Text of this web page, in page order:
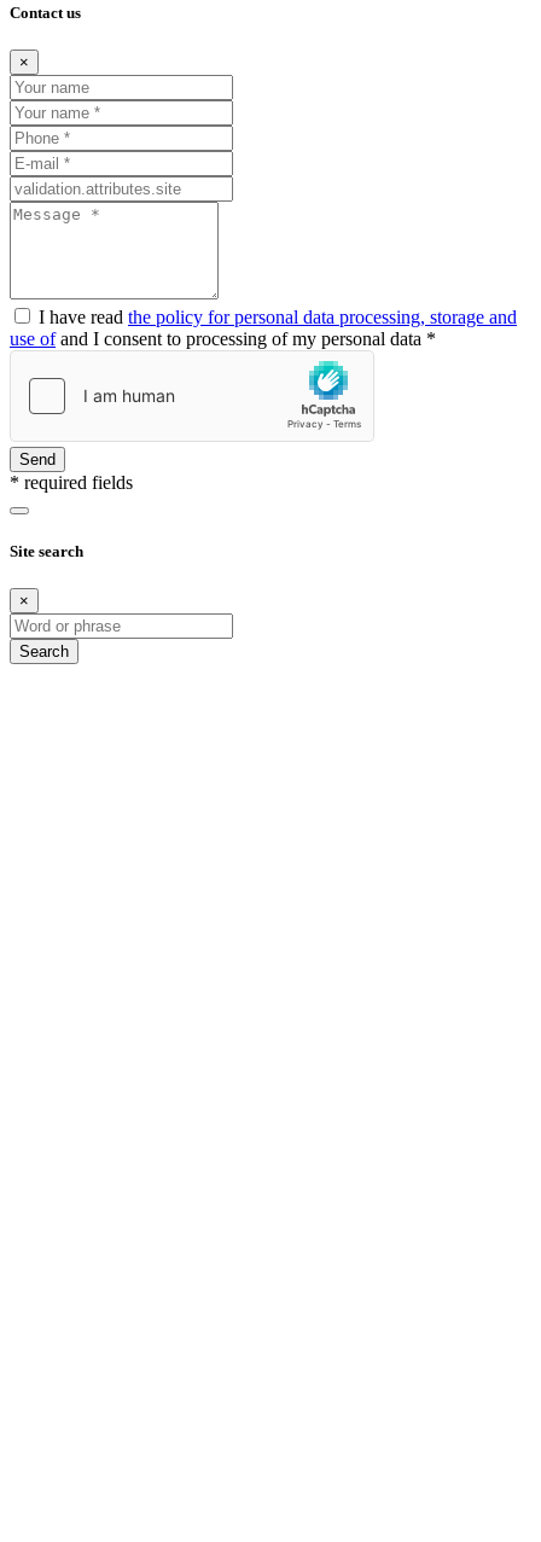
Contact us
×
I have read the policy for personal data processing, storage and
use ofand I consent to processing of my personal data *
Send
* required fields
Site search
×
Search